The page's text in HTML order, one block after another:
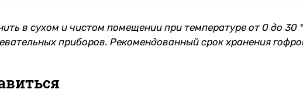
в сухом и чистом помещении при температуре от 0 до 30
приборов. Рекомендованный срок хранения